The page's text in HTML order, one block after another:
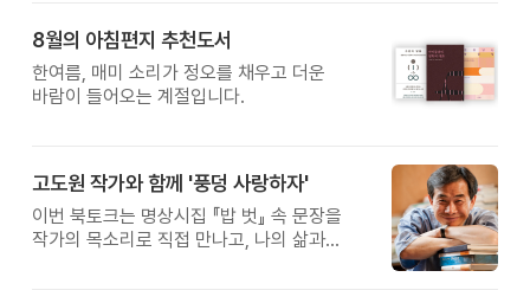
8월의 아침편지 추천도서
한여름, 매미 소리가 정오를 채우고 더운
바람이 들어오는 계절입니다.
고도원 작가와 함께 '풍덩 사랑하자'
이번 북토크는 명상시집 『밥 벗』 속 문장을
작가의 목소리로 직접 만나고, 나의 삶과